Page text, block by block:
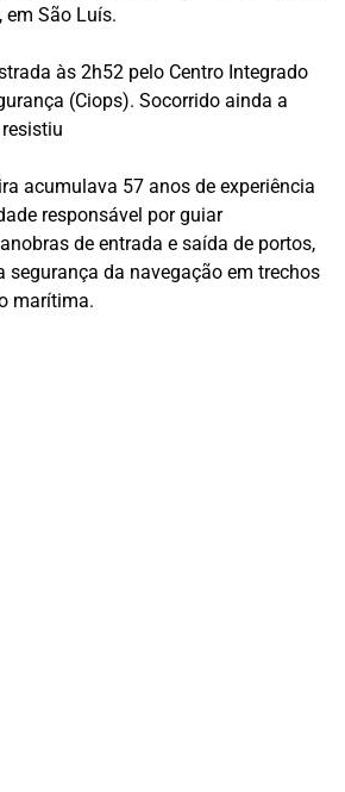
em São Luís.
às 2h52 pelo Centro Integrado
(Ciops). Socorrido ainda a
acumulava 57 anos de experiência
responsável por guiar
de entrada e saída de portos,
segurança da navegação em trechos
marítima.